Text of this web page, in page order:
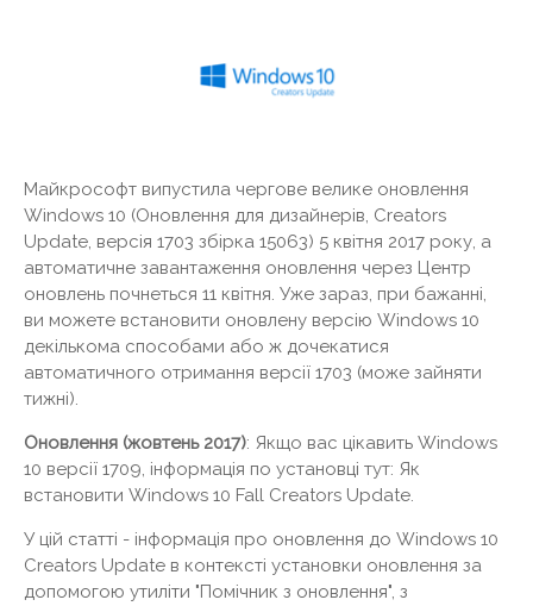
Майкрософт випустила чергове велике оновлення
Windows 10 (Оновлення для дизайнерів, Creators
Update, версія 1703 збірка 15063) 5 квітня 2017 року, а
автоматичне завантаження оновлення через Центр
оновлень почнеться 11 квітня. Уже зараз, при бажанні,
ви можете встановити оновлену версію Windows 10
декількома способами або ж дочекатися
автоматичного отримання версії 1703 (може зайняти
тижні).
Оновлення (жовтень 2017): Якщо вас цікавить Windows
10 версії 1709, інформація по установці тут: Як
встановити Windows 10 Fall Creators Update.
У цій статті - інформація про оновлення до Windows 10
Creators Update в контексті установки оновлення за
допомогою утиліти "Помічник з оновлення", з